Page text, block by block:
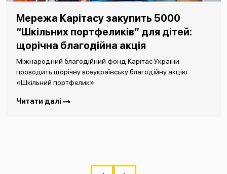
Мережа Карітасу закупить 5000
“Шкільних портфеликів” для дітей:
щорічна благодійна акція
Міжнародний благодійний фонд Карітас України
проводить щорічну всеукраїнську благодійну акцію
«Шкільний портфелик».
Читати далі